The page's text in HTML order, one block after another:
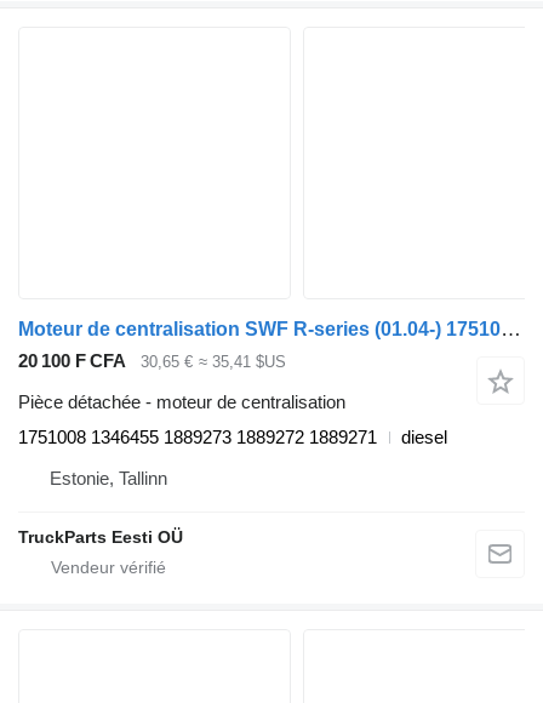
Moteur de centralisation SWF R-series (01.04-) 1751008 pour tracteur routier Scania P,G,R,T-series (2004-2017)
20 100 F CFA 30,65 € ≈ 35,41 $US
Pièce détachée - moteur de centralisation
1751008 1346455 1889273 1889272 1889271
diesel
Estonie, Tallinn
TruckParts Eesti OÜ